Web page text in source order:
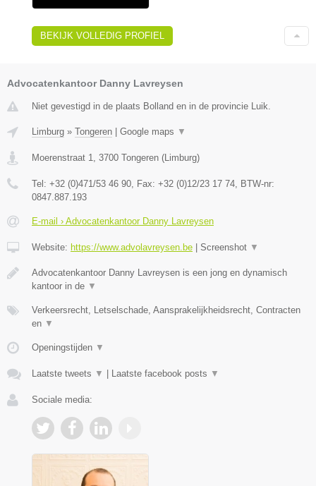
BEKIJK VOLLEDIG PROFIEL
Advocatenkantoor Danny Lavreysen
Niet gevestigd in de plaats Bolland en in de provincie Luik.
Limburg » Tongeren Google maps ▼
Moerenstraat 1, 3700 Tongeren (Limburg)
Tel: +32 (0)471/53 46 90, Fax: +32 (0)12/23 17 74, BTW-nr:
0847.887.193
E-mail › Advocatenkantoor Danny Lavreysen
Website: https://www.advolavreysen.be Screenshot ▼
Advocatenkantoor Danny Lavreysen is een jong en dynamisch
kantoor in de ▼
Verkeersrecht, Letselschade, Aansprakelijkheidsrecht, Contracten
en ▼
Openingstijden ▼
Laatste tweets ▼ Laatste facebook posts ▼
Sociale media: